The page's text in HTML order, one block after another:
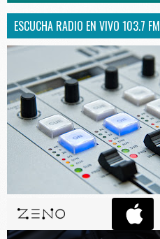
ESCUCHA RADIO EN VIVO 103.7 FM